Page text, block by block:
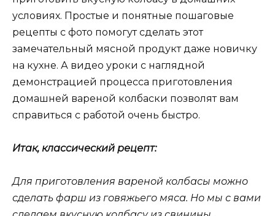
условиях. Простые и понятные пошаговые
рецепты с фото помогут сделать этот
замечательный мясной продукт даже новичку
на кухне. А видео уроки с наглядной
демонстрацией процесса приготовления
домашней вареной колбаски позволят вам
справиться с работой очень быстро.
Итак, классический рецепт:
Для приготовления вареной колбасы можно
сделать фарш из говяжьего мяса. Но мы с вами